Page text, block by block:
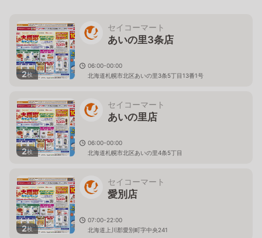
2枚
セイコーマート
あいの里3条店
06:00-00:00
北海道札幌市北区あいの里3条5丁目13番1号
2枚
セイコーマート
あいの里店
06:00-00:00
北海道札幌市北区あいの里4条5丁目
2枚
セイコーマート
愛別店
07:00-22:00
北海道上川郡愛別町字中央241